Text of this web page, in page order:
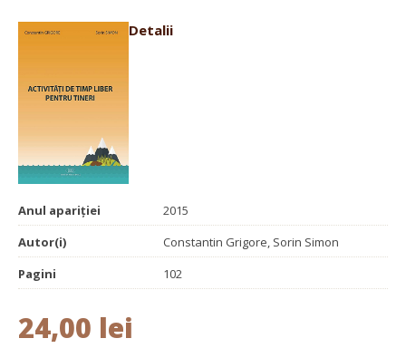
Detalii
Anul apariției
2015
Autor(i)
Constantin Grigore, Sorin Simon
Pagini
102
24,00 lei